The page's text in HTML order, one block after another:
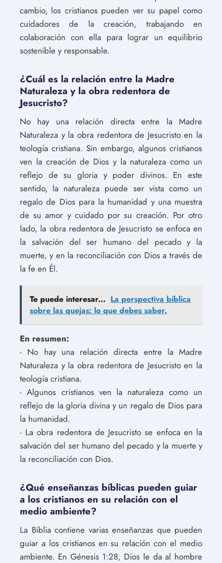
cambio, los cristianos pueden ver su papel como
cuidadores de la creación, trabajando en
colaboración con ella para lograr un equilibrio
sostenible y responsable.
¿Cuál es la relación entre la Madre
Naturaleza y la obra redentora de
Jesucristo?
No hay una relación directa entre la Madre
Naturaleza y la obra redentora de Jesucristo en la
teología cristiana. Sin embargo, algunos cristianos
ven la creación de Dios y la naturaleza como un
reflejo de su gloria y poder divinos. En este
sentido, la naturaleza puede ser vista como un
regalo de Dios para la humanidad y una muestra
de su amor y cuidado por su creación. Por otro
lado, la obra redentora de Jesucristo se enfoca en
la salvación del ser humano del pecado y la
muerte, y en la reconciliación con Dios a través de
la fe en Él.
Te puede interesar... La perspectiva bíblica
sobre las quejas: lo que debes saber.
En resumen:
- No hay una relación directa entre la Madre
Naturaleza y la obra redentora de Jesucristo en la
teología cristiana.
- Algunos cristianos ven la naturaleza como un
reflejo de la gloria divina y un regalo de Dios para
la humanidad.
- La obra redentora de Jesucristo se enfoca en la
salvación del ser humano del pecado y la muerte y
la reconciliación con Dios.
¿Qué enseñanzas bíblicas pueden guiar
a los cristianos en su relación con el
medio ambiente?
La Biblia contiene varias enseñanzas que pueden
guiar a los cristianos en su relación con el medio
ambiente. En Génesis 1:28, Dios le da al hombre